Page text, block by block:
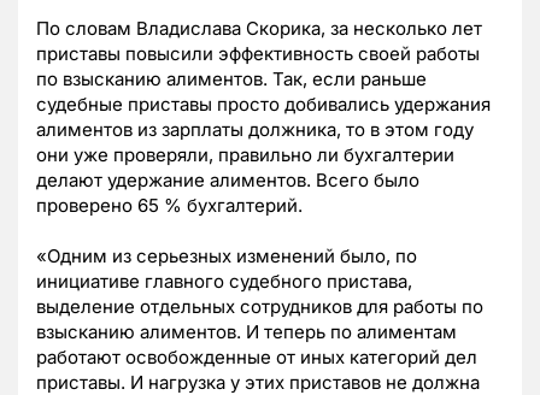
По словам Владислава Скорика, за несколько лет
приставы повысили эффективность своей работы
по взысканию алиментов. Так, если раньше
судебные приставы просто добивались удержания
алиментов из зарплаты должника, то в этом году
они уже проверяли, правильно ли бухгалтерии
делают удержание алиментов. Всего было
проверено 65 % бухгалтерий.
«Одним из серьезных изменений было, по
инициативе главного судебного пристава,
выделение отдельных сотрудников для работы по
взысканию алиментов. И теперь по алиментам
работают освобожденные от иных категорий дел
приставы. И нагрузка у этих приставов не должна